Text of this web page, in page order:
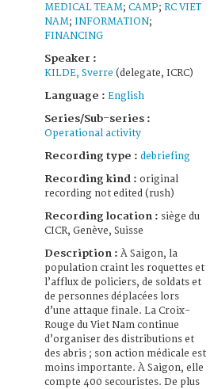
MEDICAL TEAM; CAMP; RC VIET
NAM; INFORMATION;
FINANCING
Speaker :
KILDE, Sverre (delegate, ICRC)
Language : English
Series/Sub-series :
Operational activity
Recording type : debriefing
Recording kind : original
recording not edited (rush)
Recording location : siège du
CICR, Genève, Suisse
Description : À Saigon, la
population craint les roquettes et
l’afflux de policiers, de soldats et
de personnes déplacées lors
d’une attaque finale. La Croix-
Rouge du Viet Nam continue
d’organiser des distributions et
des abris ; son action médicale est
moins importante. À Saigon, elle
compte 400 secouristes. De plus